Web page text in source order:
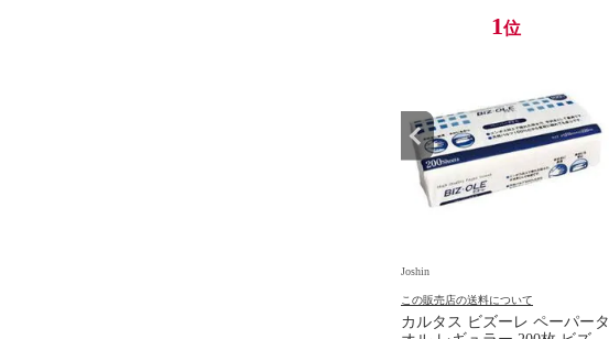
1位
Joshin
この販売店の送料について
カルタス ビズーレ ペーパータ